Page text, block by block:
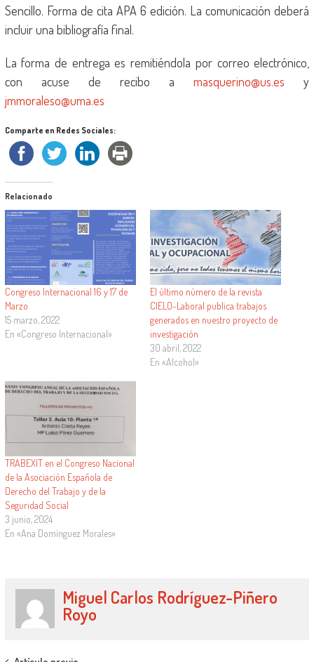
Sencillo. Forma de cita APA 6 edición. La comunicación deberá
incluir una bibliografía final.
La forma de entrega es remitiéndola por correo electrónico,
con acuse de recibo amasquerino@us.es y
jmmoraleso@uma.es
Comparte en Redes Sociales:
Relacionado
Congreso Internacional 16 y 17 de
Marzo
15 marzo, 2022
En «Congreso Internacional»
El último número de la revista
CIELO-Laboral publica trabajos
generados en nuestro proyecto de
investigación
30 abril, 2022
En «Alcohol»
TRABEXIT en el Congreso Nacional
de la Asociación Española de
Derecho del Trabajo y de la
Seguridad Social
3 junio, 2024
En «Ana Domínguez Morales»
Miguel Carlos Rodríguez-Piñero
Royo